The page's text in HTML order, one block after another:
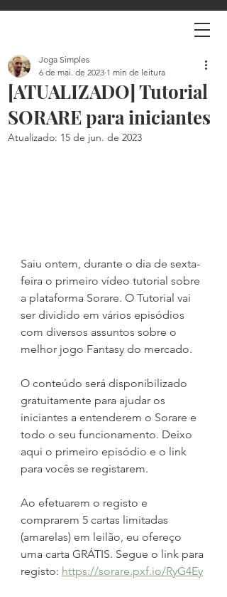
[ATUALIZADO] Tutorial
SORARE para iniciantes
Joga Simples
6 de mai. de 2023 1 min de leitura
Atualizado: 15 de jun. de 2023
Saiu ontem, durante o dia de sexta-
feira o primeiro vídeo tutorial sobre
a plataforma Sorare. O Tutorial vai
ser dividido em vários episódios
com diversos assuntos sobre o
melhor jogo Fantasy do mercado.
O conteúdo será disponibilizado
gratuitamente para ajudar os
iniciantes a entenderem o Sorare e
todo o seu funcionamento. Deixo
aqui o primeiro episódio e o link
para vocês se registarem.
Ao efetuarem o registo e
comprarem 5 cartas limitadas
(amarelas) em leilão, eu ofereço
uma carta GRÁTIS. Segue o link para
registo: https://sorare.pxf.io/RyG4Ey